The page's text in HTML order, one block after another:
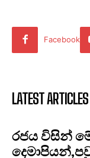
Facebook
LATEST ARTICLES
රජය විසින්